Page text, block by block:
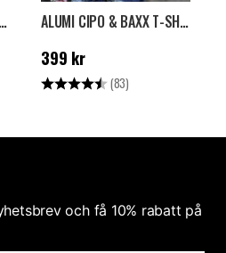
SHORTS - GRÖN
5 stjärnor
ALUMI CIPO & BAXX T-SHIRT - SVART
Pris: 399 kr
399 kr
Betyg: (83)
och få 10% rabatt på